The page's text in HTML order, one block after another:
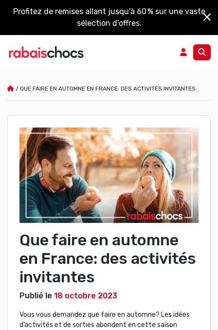
Profitez de remises allant jusqu’à 60 % sur une vaste
sélection d’offres.
/ QUE FAIRE EN AUTOMNE EN FRANCE: DES ACTIVITÉS INVITANTES
Que faire en automne
en France: des activités
invitantes
Publié le 18 octobre 2023
Vous vous demandez que faire en automne? Les idées
d’activités et de sorties abondent en cette saison